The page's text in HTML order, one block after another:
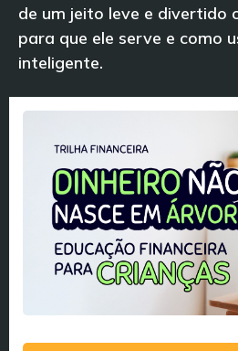
de um jeito leve e divertido
para que ele serve e como
inteligente.